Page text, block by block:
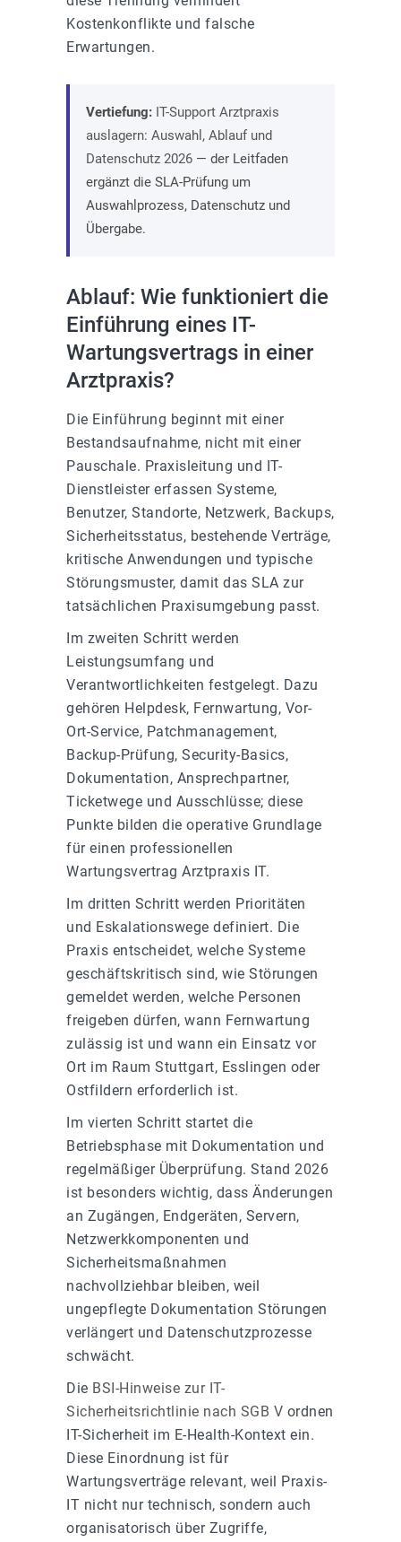
Kostenkonflikte und falsche
Erwartungen.
Vertiefung: IT-Support Arztpraxis
auslagern: Auswahl, Ablauf und
Datenschutz 2026 — der Leitfaden
ergänzt die SLA-Prüfung um
Auswahlprozess, Datenschutz und
Übergabe.
Ablauf: Wie funktioniert die
Einführung eines IT-
Wartungsvertrags in einer
Arztpraxis?
Die Einführung beginnt mit einer
Bestandsaufnahme, nicht mit einer
Pauschale. Praxisleitung und IT-
Dienstleister erfassen Systeme,
Benutzer, Standorte, Netzwerk, Backups,
Sicherheitsstatus, bestehende Verträge,
kritische Anwendungen und typische
Störungsmuster, damit das SLA zur
tatsächlichen Praxisumgebung passt.
Im zweiten Schritt werden
Leistungsumfang und
Verantwortlichkeiten festgelegt. Dazu
gehören Helpdesk, Fernwartung, Vor-
Ort-Service, Patchmanagement,
Backup-Prüfung, Security-Basics,
Dokumentation, Ansprechpartner,
Ticketwege und Ausschlüsse; diese
Punkte bilden die operative Grundlage
für einen professionellen
Wartungsvertrag Arztpraxis IT.
Im dritten Schritt werden Prioritäten
und Eskalationswege definiert. Die
Praxis entscheidet, welche Systeme
geschäftskritisch sind, wie Störungen
gemeldet werden, welche Personen
freigeben dürfen, wann Fernwartung
zulässig ist und wann ein Einsatz vor
Ort im Raum Stuttgart, Esslingen oder
Ostfildern erforderlich ist.
Im vierten Schritt startet die
Betriebsphase mit Dokumentation und
regelmäßiger Überprüfung. Stand 2026
ist besonders wichtig, dass Änderungen
an Zugängen, Endgeräten, Servern,
Netzwerkkomponenten und
Sicherheitsmaßnahmen
nachvollziehbar bleiben, weil
ungepflegte Dokumentation Störungen
verlängert und Datenschutzprozesse
schwächt.
Die BSI-Hinweise zur IT-
Sicherheitsrichtlinie nach SGB V ordnen
IT-Sicherheit im E-Health-Kontext ein.
Diese Einordnung ist für
Wartungsverträge relevant, weil Praxis-
IT nicht nur technisch, sondern auch
organisatorisch über Zugriffe,